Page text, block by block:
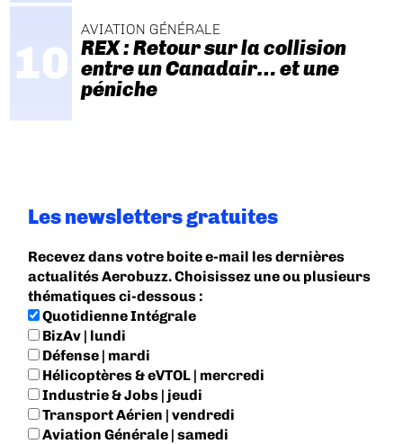
AVIATION GÉNÉRALE
REX : Retour sur la collision
entre un Canadair… et une
péniche
Les newsletters gratuites
Recevez dans votre boite e-mail les dernières
actualités Aerobuzz. Choisissez une ou plusieurs
thématiques ci-dessous :
Quotidienne Intégrale
BizAv | lundi
Défense | mardi
Hélicoptères & eVTOL | mercredi
Industrie & Jobs | jeudi
Transport Aérien | vendredi
Aviation Générale | samedi